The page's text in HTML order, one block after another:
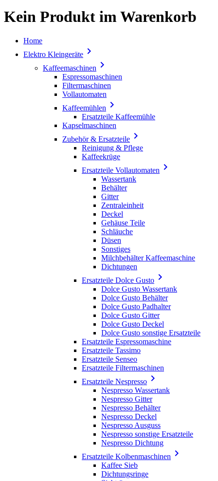
Kein Produkt im Warenkorb
Home
Elektro Kleingeräte 
Kaffeemaschinen 
Espressomaschinen
Filtermaschinen
Vollautomaten
Kaffeemühlen 
Ersatzteile Kaffeemühle
Kapselmaschinen
Zubehör & Ersatzteile 
Reinigung & Pflege
Kaffeekrüge
Ersatzteile Vollautomaten 
Wassertank
Behälter
Gitter
Zentraleinheit
Deckel
Gehäuse Teile
Schläuche
Düsen
Sonstiges
Milchbehälter Kaffeemaschine
Dichtungen
Ersatzteile Dolce Gusto 
Dolce Gusto Wassertank
Dolce Gusto Behälter
Dolce Gusto Padhalter
Dolce Gusto Gitter
Dolce Gusto Deckel
Dolce Gusto sonstige Ersatzteile
Ersatzteile Espressomaschine
Ersatzteile Tassimo
Ersatzteile Senseo
Ersatzteile Filtermaschinen
Ersatzteile Nespresso 
Nespresso Wassertank
Nespresso Gitter
Nespresso Behälter
Nespresso Deckel
Nespresso Ausguss
Nespresso sonstige Ersatzteile
Nespresso Dichtung
Ersatzteile Kolbenmaschinen 
Kaffee Sieb
Dichtungsringe